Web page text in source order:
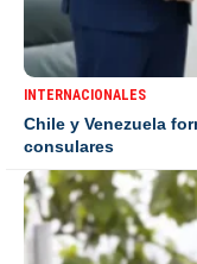
INTERNACIONALES
Chile y Venezuela
consulares